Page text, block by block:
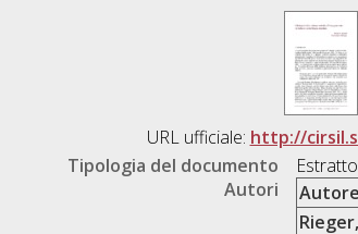
URL ufficiale: http://
Tipologia del documento
Autori
Autore